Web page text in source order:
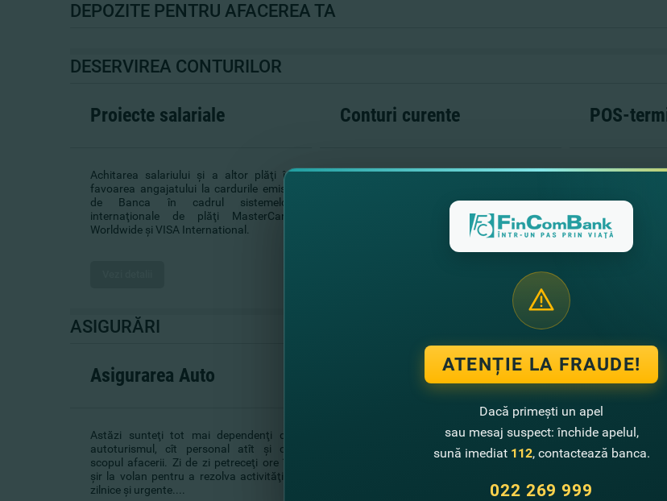
DEPOZITE PENTRU AFACEREA TA
DESERVIREA CONTURILOR
Proiecte salariale
Achitarea salariului şi a altor plăţi în
favoarea angajatului la cardurile emise
de Banca în cadrul sistemelor
internaţionale de plăţi MasterCard
Worldwide şi VISA International.
Conturi curente
Contul curent este "portofelul" Dvs,
dolari etc. Aveţi acces oricînd la banii
POS-
POS-
posibilitatea
carduri ale
plăţi
ASIGURĂRI
Asigurarea Auto
Astăzi sunteţi tot mai dependenţi de
autoturismul, cît personal atît şi cu
scopul afacerii. Zi de zi petreceţi ore în
şir la volan pentru a rezolva activităţile
zilnice şi urgente....
Asigurarea bunurilor
Este foarte important să păstraţi
bunurile Dvs în siguranţă. FinComBank
împreuna cu partenerul său protejează
neprevăzute. Partenerul băncii în...
ATENȚIE LA FRAUDE!
Dacă primești un apel
sau mesaj suspect: închide apelul,
sună imediat 112, contactează banca.
022 269 999